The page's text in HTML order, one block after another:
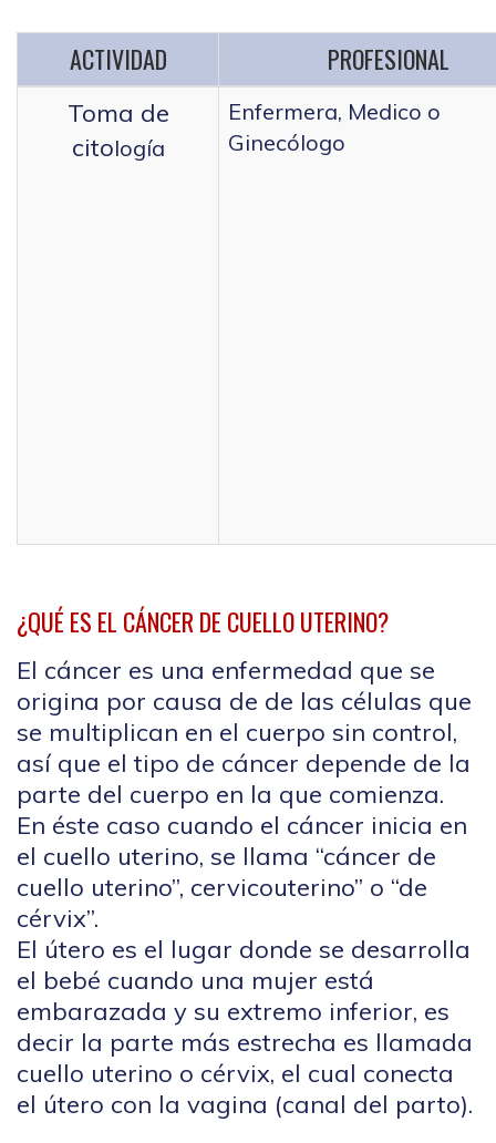
ACTIVIDAD PROFESIONAL
Toma de
citología
Enfermera, Medico o
Ginecólogo
¿QUÉ ES EL CÁNCER DE CUELLO UTERINO?
El cáncer es una enfermedad que se
origina por causa de de las células que
se multiplican en el cuerpo sin control,
así que el tipo de cáncer depende de la
parte del cuerpo en la que comienza.
En éste caso cuando el cáncer inicia en
el cuello uterino, se llama “cáncer de
cuello uterino”, cervicouterino” o “de
cérvix”.
El útero es el lugar donde se desarrolla
el bebé cuando una mujer está
embarazada y su extremo inferior, es
decir la parte más estrecha es llamada
cuello uterino o cérvix, el cual conecta
el útero con la vagina (canal del parto).